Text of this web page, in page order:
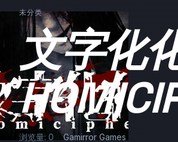
未分类
文字化
浏览量: 0 Gamirror Games